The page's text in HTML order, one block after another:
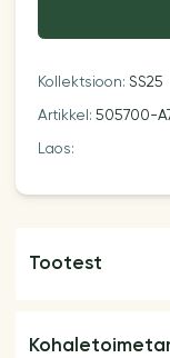
Kollektsioon:SS25
Artikkel:505700-
Laos:
Tootest